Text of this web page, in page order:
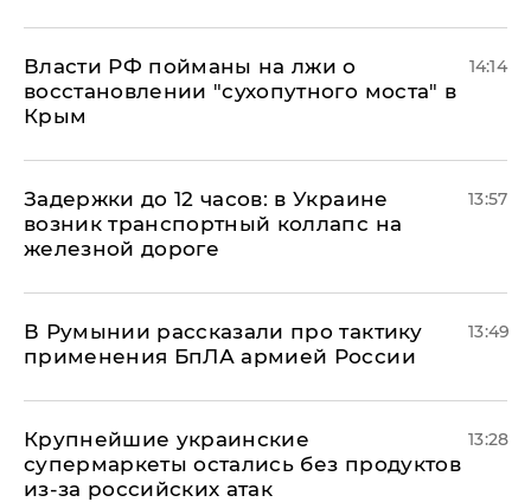
Власти РФ пойманы на лжи о
восстановлении "сухопутного моста" в
Крым
14:14
Задержки до 12 часов: в Украине
возник транспортный коллапс на
железной дороге
13:57
В Румынии рассказали про тактику
применения БпЛА армией России
13:49
Крупнейшие украинские
супермаркеты остались без продуктов
из-за российских атак
13:28